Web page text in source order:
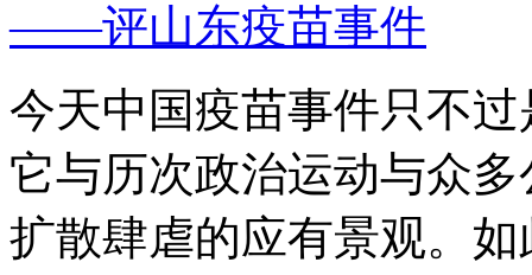
——评山东疫苗事件
今天中国疫苗事件只不
它与历次政治运动与众
扩散肆虐的应有景观。